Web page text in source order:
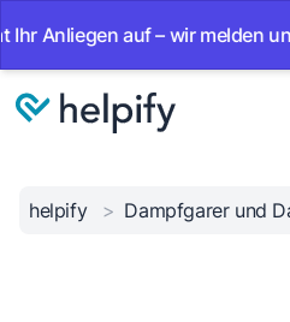
auf – wir melden uns mit
helpify > Dampfgarer und